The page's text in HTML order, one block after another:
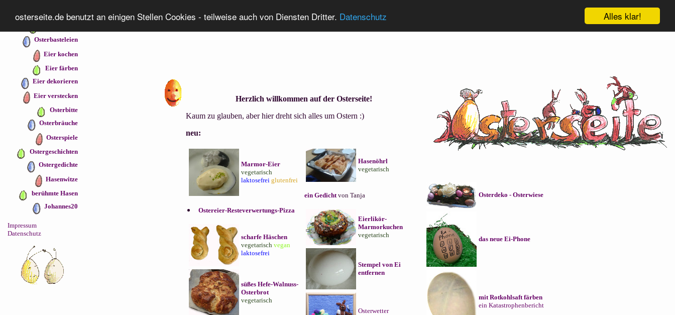
Alles klar!
osterseite.de benutzt an einigen Stellen Cookies - teilweise auch von Diensten Dritter. Datenschutz
Osterseiten
Osterbasteleien
Eier kochen
Eier färben
Eier dekorieren
Eier verstecken
Osterbitte
Osterbräuche
Osterspiele
Ostergeschichten
Ostergedichte
Hasenwitze
berühmte Hasen
Johannes20
Impressum
Datenschutz
Herzlich willkommen auf der Osterseite!
Kaum zu glauben, aber hier dreht sich alles um Ostern :)
neu:
Marmor-Eier
vegetarisch
laktosefrei glutenfrei
Ostereier-Resteverwertungs-Pizza
scharfe Häschen
vegetarisch vegan
laktosefrei
süßes Hefe-Walnuss-
Osterbrot
vegetarisch
Hasenöhrl
vegetarisch
ein Gedichtvon Tanja
Eierlikör-
Marmorkuchen
vegetarisch
Stempel von Ei
entfernen
Osterwetter
Osterdeko - Osterwiese
das neue Ei-Phone
mit Rotkohlsaft färben
ein Katastrophenbericht